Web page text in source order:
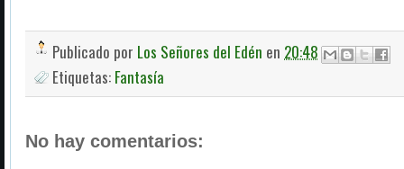
Publicado por Los Señores del Edén en 20:48
Etiquetas: Fantasía
No hay comentarios: